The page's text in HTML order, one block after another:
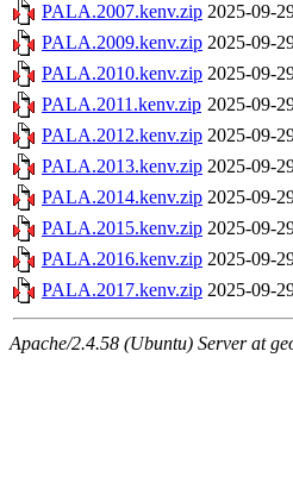
PALA.2007.kenv.zip 2025-09-
PALA.2009.kenv.zip 2025-09-
PALA.2010.kenv.zip 2025-09-
PALA.2011.kenv.zip 2025-09-
PALA.2012.kenv.zip 2025-09-
PALA.2013.kenv.zip 2025-09-
PALA.2014.kenv.zip 2025-09-
PALA.2015.kenv.zip 2025-09-
PALA.2016.kenv.zip 2025-09-
PALA.2017.kenv.zip 2025-09-
Apache/2.4.58 (Ubuntu) Server at